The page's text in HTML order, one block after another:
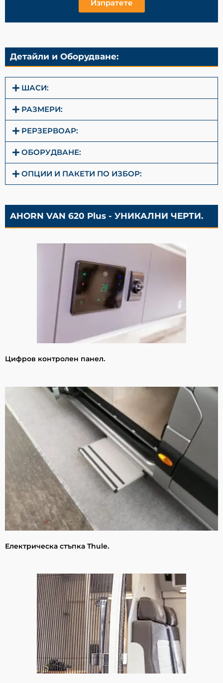
Изпратете
Детайли и Оборудване:
ШАСИ:
РАЗМЕРИ:
РЕРЗЕРВОАР:
ОБОРУДВАНЕ:
ОПЦИИ И ПАКЕТИ ПО ИЗБОР:
AHORN VAN 620 Plus - УНИКАЛНИ ЧЕРТИ.
Цифров контролен панел.
Електрическа стъпка Thule.